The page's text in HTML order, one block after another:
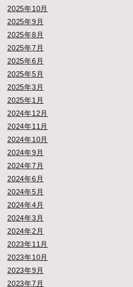
2025年10月
2025年9月
2025年8月
2025年7月
2025年6月
2025年5月
2025年3月
2025年1月
2024年12月
2024年11月
2024年10月
2024年9月
2024年7月
2024年6月
2024年5月
2024年4月
2024年3月
2024年2月
2023年11月
2023年10月
2023年9月
2023年7月